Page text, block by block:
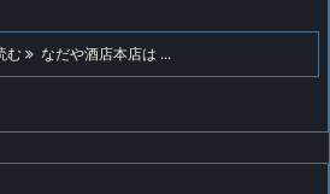
む なだや酒店本店は ...